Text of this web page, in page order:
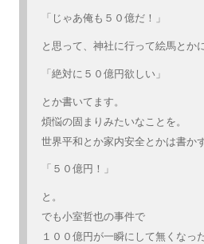
「じゃあ俺も５０億だ！」
と思って、神社に行って絵馬とか
「絶対に５０億円欲しい」
とか書いてます。
煩悩の固まりみたいなことを。
世界平和とか家内安全とかは書かず
「５０億円！」
と。
でも小室哲也の事件で
１００億円が一瞬にして無くなっ